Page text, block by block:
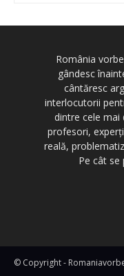
România
gândesc
cântăresc
interlocutorii
dintre cele mai
profesori,
reală,
Pe cât se
© Copyright -